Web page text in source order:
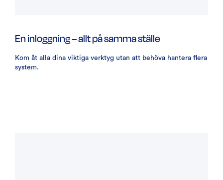
En inloggning – allt på samma ställe
Kom åt alla dina viktiga verktyg utan att behöva hantera flera
system.